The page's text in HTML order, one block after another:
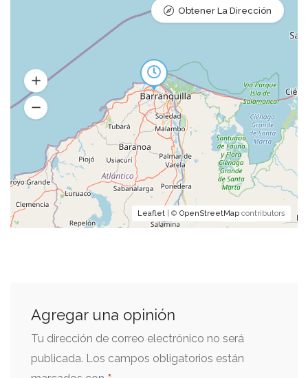
Leaflet | © OpenStreetMap contributors
Obtener La Dirección
Agregar una opinión
Tu dirección de correo electrónico no será
publicada. Los campos obligatorios están